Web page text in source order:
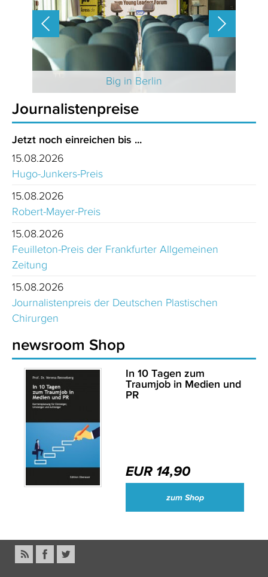
Big in Berlin
Journalistenpreise
Jetzt noch einreichen bis ...
15.08.2026
Hugo-Junkers-Preis
15.08.2026
Robert-Mayer-Preis
15.08.2026
Feuilleton-Preis der Frankfurter Allgemeinen
Zeitung
15.08.2026
Journalistenpreis der Deutschen Plastischen
Chirurgen
newsroom Shop
In 10 Tagen zum
Traumjob in Medien und
PR
EUR 14,90
zum Shop